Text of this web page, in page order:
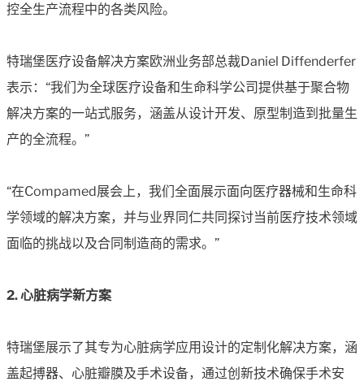
控全生产流程中的各类风险。
特瑞堡医疗设备解决方案欧洲业务部总裁Daniel Diffenderfer
表示：“我们为全球医疗设备和生命科学公司提供基于聚合物
解决方案的一站式服务，涵盖从设计开发、原型制造到批量生
产的全流程。”
“在Compamed展会上，我们全面展示面向医疗器械和生命科
学领域的解决方案，并与业界同仁共同探讨当前医疗技术领域
面临的挑战以及合同制造商的需求。”
2. 心脏病学新方案
特瑞堡展示了其专为心脏病学应用设计的定制化解决方案，涵
盖起搏器、心脏瓣膜及手术设备，通过创新技术确保手术安